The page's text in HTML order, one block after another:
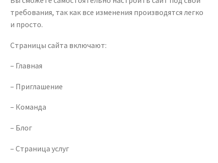
требования, так как все изменения производятся легко
и просто.
Страницы сайта включают:
– Главная
– Приглашение
– Команда
– Блог
– Страница услуг